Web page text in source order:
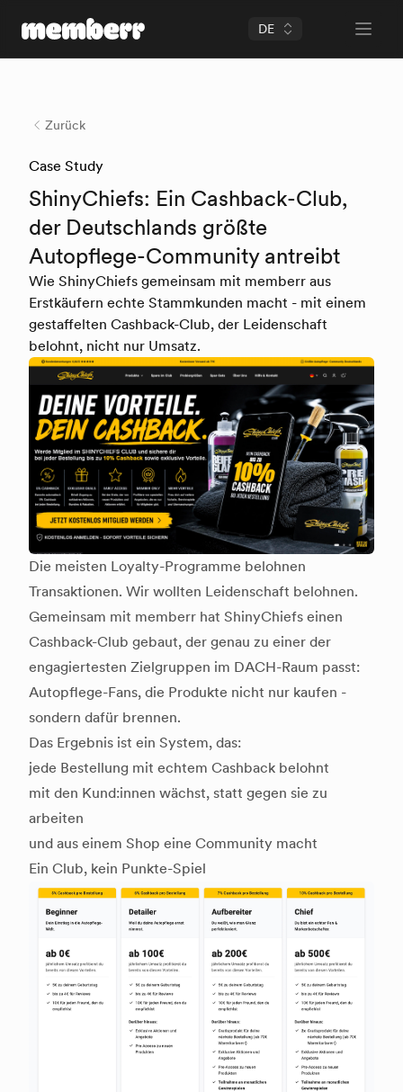
DE
Open
Zurück
Case Study
ShinyChiefs: Ein Cashback-Club,
der Deutschlands größte
Autopflege-Community antreibt
Wie ShinyChiefs gemeinsam mit memberr aus
Erstkäufern echte Stammkunden macht - mit einem
gestaffelten Cashback-Club, der Leidenschaft
belohnt, nicht nur Umsatz.
Die meisten Loyalty-Programme belohnen
Transaktionen. Wir wollten Leidenschaft belohnen.
Gemeinsam mit memberr hat ShinyChiefs einen
Cashback-Club gebaut, der genau zu einer der
engagiertesten Zielgruppen im DACH-Raum passt:
Autopflege-Fans, die Produkte nicht nur kaufen -
sondern dafür brennen.
Das Ergebnis ist ein System, das:
jede Bestellung mit echtem Cashback belohnt
mit den Kund:innen wächst, statt gegen sie zu
arbeiten
und aus einem Shop eine Community macht
Ein Club, kein Punkte-Spiel